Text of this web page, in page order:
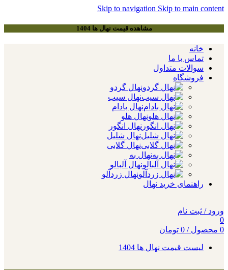
Skip to navigation Skip to main content
مشاهده قیمت نهال ها 1404
خانه
تماس با ما
سوالات متداول
فروشگاه
نهال گردو
نهال سیب
نهال بادام
نهال هلو
نهال انگور
نهال شلیل
نهال گلابی
نهال به
نهال آلبالو
نهال زردآلو
راهنمای خرید نهال
ورود / ثبت نام
0
0 محصول /
0 تومان
لیست قیمت نهال ها 1404